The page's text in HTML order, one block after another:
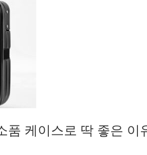
품 케이스로 딱 좋은 이